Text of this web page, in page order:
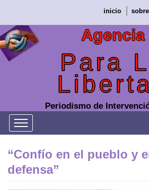
contenido
inicio
Agencia
Para
Periodismo de
“Confío en el pueblo y
defensa”